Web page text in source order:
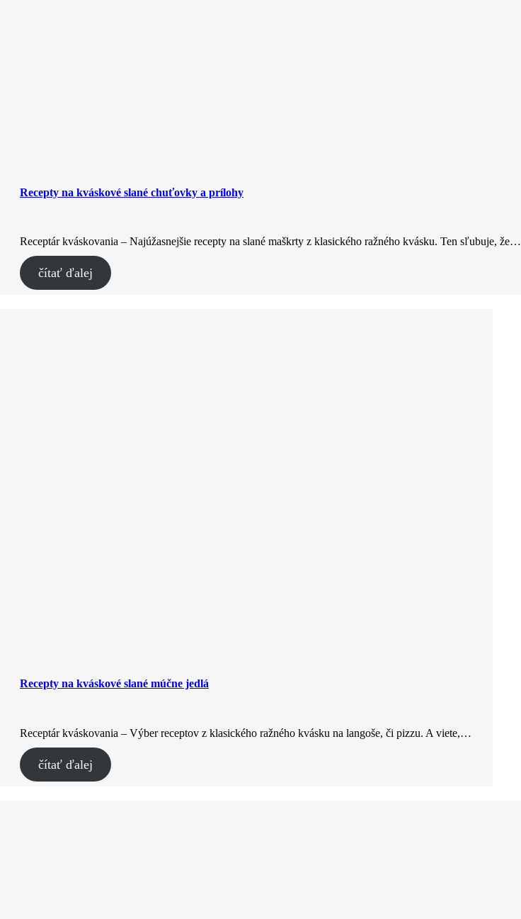
Recepty na kváskové slané chuťovky a prílohy
Receptár kváskovania – Najúžasnejšie recepty na slané maškrty z klasického ražného kvásku. Ten sľubuje, že…
čítať ďalej
Recepty na kváskové slané múčne jedlá
Receptár kváskovania – Výber receptov z klasického ražného kvásku na langoše, či pizzu. A viete,…
čítať ďalej